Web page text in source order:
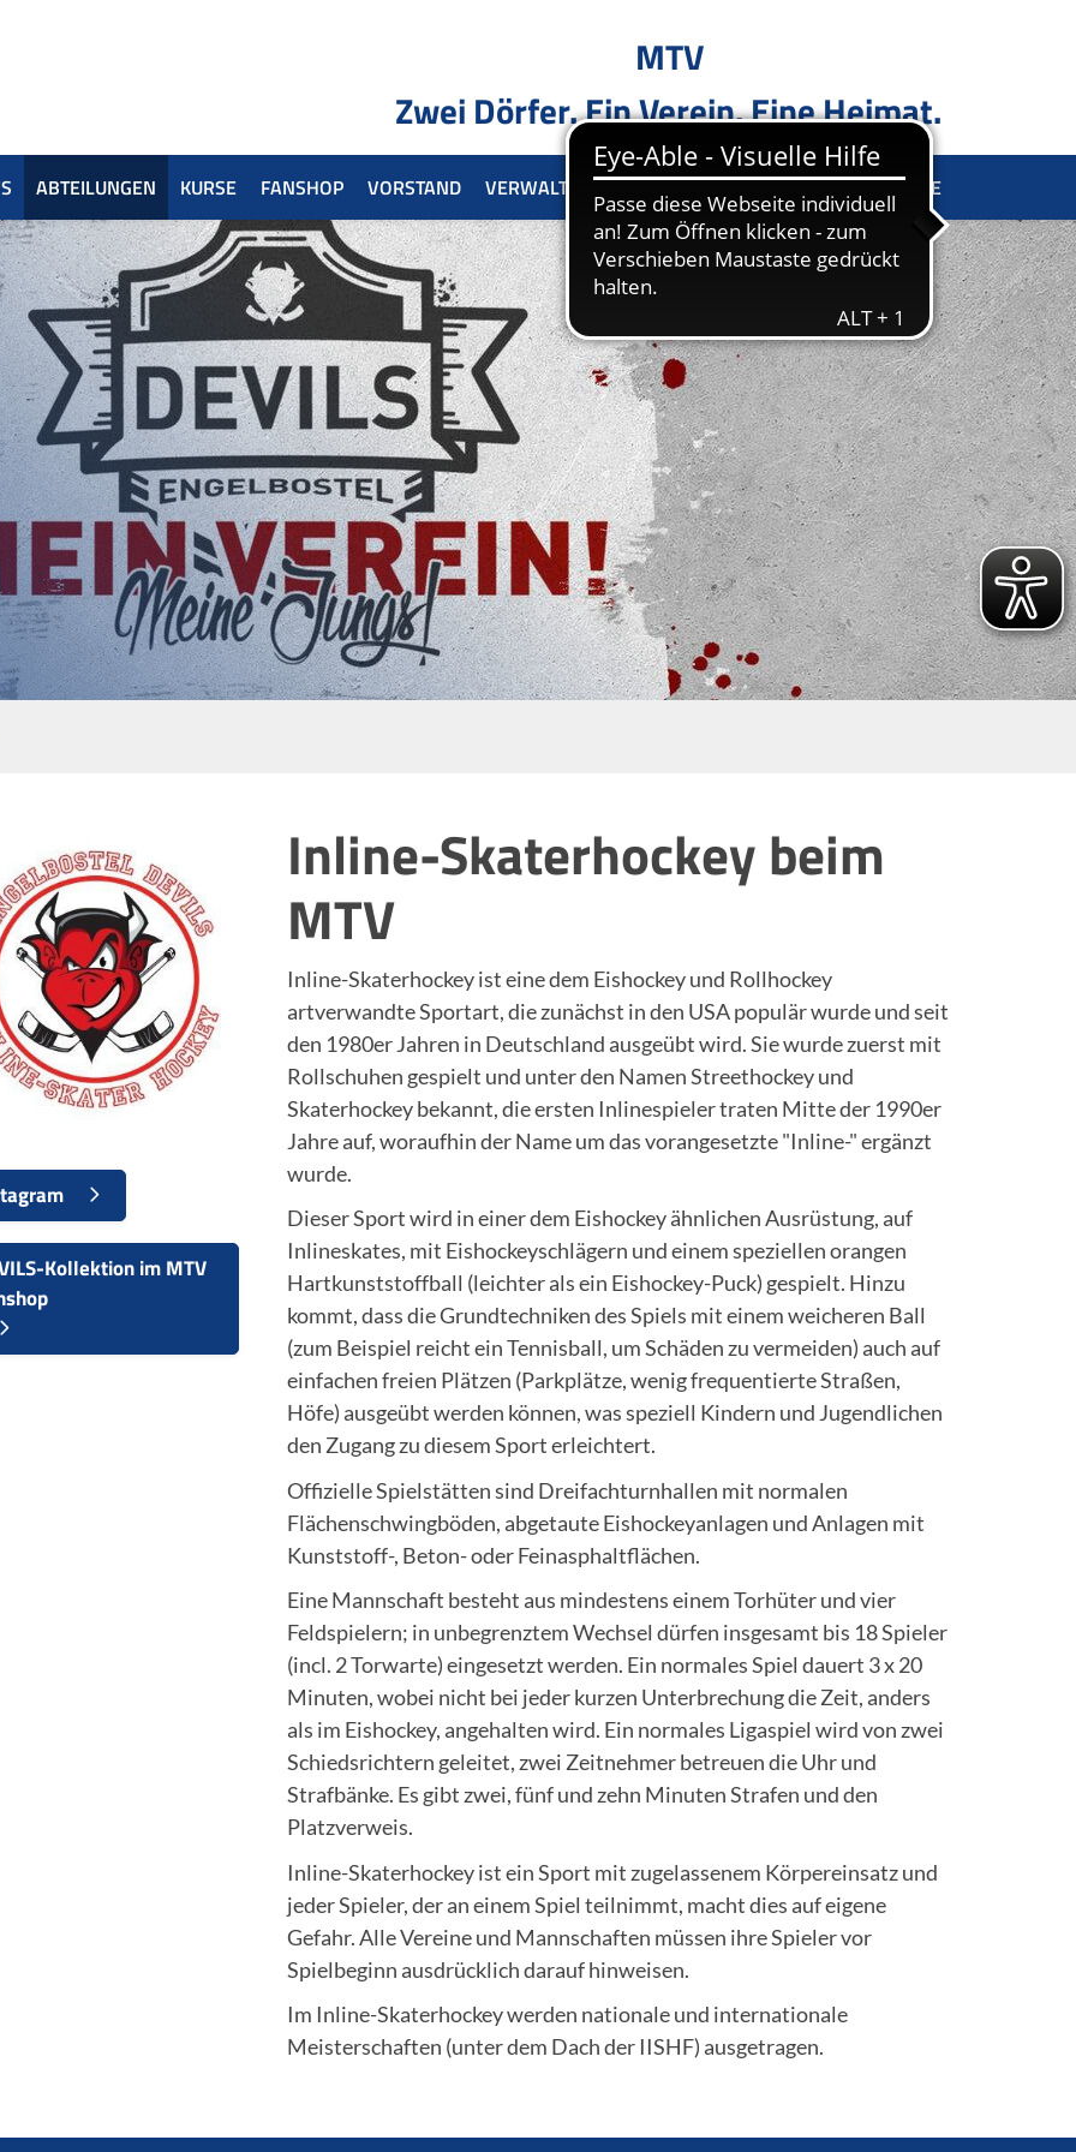
MTV
Zwei Dörfer. Ein Verein. Eine Heimat.
ABTEILUNGEN KURSE FANSHOP VORSTAND VERWALTUNG SPONSOREN KONTAKT TERMINE
Kollektion im MTV
Inline-Skaterhockey beim
MTV
Inline-Skaterhockey ist eine dem Eishockey und Rollhockey
artverwandte Sportart, die zunächst in den USA populär wurde und seit
den 1980er Jahren in Deutschland ausgeübt wird. Sie wurde zuerst mit
Rollschuhen gespielt und unter den Namen Streethockey und
Skaterhockey bekannt, die ersten Inlinespieler traten Mitte der 1990er
Jahre auf, woraufhin der Name um das vorangesetzte "Inline-" ergänzt
wurde.
Dieser Sport wird in einer dem Eishockey ähnlichen Ausrüstung, auf
Inlineskates, mit Eishockeyschlägern und einem speziellen orangen
Hartkunststoffball (leichter als ein Eishockey-Puck) gespielt. Hinzu
kommt, dass die Grundtechniken des Spiels mit einem weicheren Ball
(zum Beispiel reicht ein Tennisball, um Schäden zu vermeiden) auch auf
einfachen freien Plätzen (Parkplätze, wenig frequentierte Straßen,
Höfe) ausgeübt werden können, was speziell Kindern und Jugendlichen
den Zugang zu diesem Sport erleichtert.
Offizielle Spielstätten sind Dreifachturnhallen mit normalen
Flächenschwingböden, abgetaute Eishockeyanlagen und Anlagen mit
Kunststoff-, Beton- oder Feinasphaltflächen.
Eine Mannschaft besteht aus mindestens einem Torhüter und vier
Feldspielern; in unbegrenztem Wechsel dürfen insgesamt bis 18 Spieler
(incl. 2 Torwarte) eingesetzt werden. Ein normales Spiel dauert 3 x 20
Minuten, wobei nicht bei jeder kurzen Unterbrechung die Zeit, anders
als im Eishockey, angehalten wird. Ein normales Ligaspiel wird von zwei
Schiedsrichtern geleitet, zwei Zeitnehmer betreuen die Uhr und
Strafbänke. Es gibt zwei, fünf und zehn Minuten Strafen und den
Platzverweis.
Inline-Skaterhockey ist ein Sport mit zugelassenem Körpereinsatz und
jeder Spieler, der an einem Spiel teilnimmt, macht dies auf eigene
Gefahr. Alle Vereine und Mannschaften müssen ihre Spieler vor
Spielbeginn ausdrücklich darauf hinweisen.
Im Inline-Skaterhockey werden nationale und internationale
Meisterschaften (unter dem Dach der IISHF) ausgetragen.